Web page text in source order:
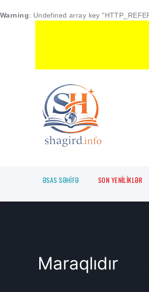
Warning: Undefined array key
ƏSAS SƏHİFƏ SON YENİLİKLƏR
Maraqlıdır